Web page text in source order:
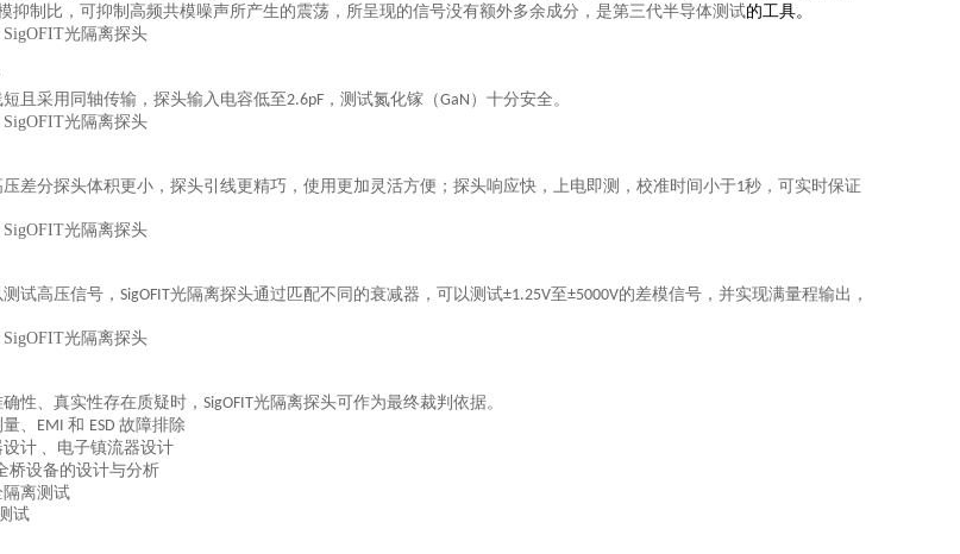
抑制比，可抑制高频共模噪声所产生的震荡，所呈现的信号没有额外多余成分，是第三代半导体测试的工具。
且采用同轴传输，探头输入电容低至2.6pF ，测试氮化镓（GaN ）十分安全。
差分探头体积更小，探头引线更精巧，使用更加灵活方便；探头响应快，上电即测，校准时间小于1秒，可实时保证
试高压信号， SigOFIT光隔离探头通过匹配不同的衰减器，可以测试±1.25V至±5000V的差模信号，并实现满量程输出，
性、真实性存在质疑时， SigOFIT光隔离探头可作为最终裁判依据。
、 EMI 和 ESD 故障排除
设计 、电子镇流器设计
桥设备的设计与分析
离测试
试